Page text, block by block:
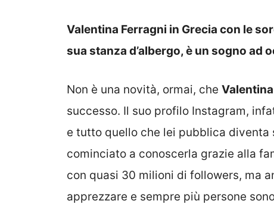
Valentina Ferragni in Grecia con le
sua stanza d’albergo, è un sogno ad
Non è una novità, ormai, che
successo. Il suo profilo Instagram,
e tutto quello che lei pubblica
cominciato a conoscerla grazie alla
con quasi 30 milioni di followers, ma
apprezzare e sempre più persone